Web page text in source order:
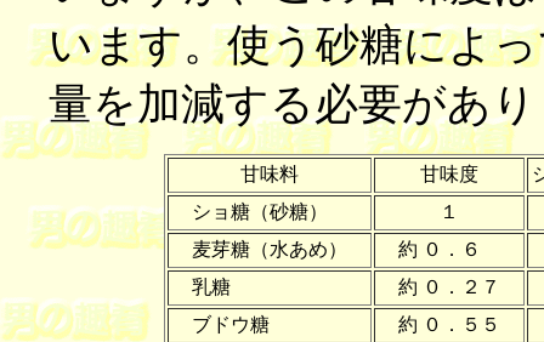
います。使う砂糖によ
量を加減する必要があ
甘味料 甘味度
ショ糖（砂糖）
１
麦芽糖（水あめ）
約 ０．６
乳糖
約 ０．２７
ブドウ糖
約 ０．５５